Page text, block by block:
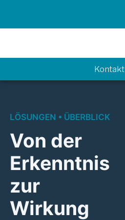
Kontakt
LÖSUNGEN • ÜBERBLICK
Von der
Erkenntnis
zur
Wirkung